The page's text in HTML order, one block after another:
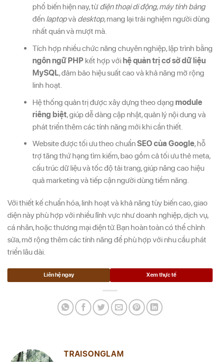
phổ biến hiện nay, từ điện thoại di động,máy tính bảng
đến laptopvà desktop, mang lại trải nghiệm người dùng
nhất quán và mượt mà.
Tích hợp nhiều chức năng chuyên nghiệp, lập trình bằng
ngôn ngữ PHPkết hợp vớihệ quản trị cơ sở dữ liệu
MySQL, đảm bảo hiệu suất cao và khả năng mở rộng
linh hoạt.
Hệ thống quản trị được xây dựng theo dạng module
riêng biệt, giúp dễ dàng cập nhật, quản lý nội dung và
phát triển thêm các tính năng mới khi cần thiết.
Website được tối ưu theo chuẩnSEO của Google, hỗ
trợ tăng thứ hạng tìm kiếm, bao gồm cả tối ưu thẻ meta,
cấu trúc dữ liệu và tốc độ tải trang, giúp nâng cao hiệu
quả marketing và tiếp cận người dùng tiềm năng.
Với thiết kế chuẩn hóa, linh hoạt và khả năng tùy biến cao, giao
diện này phù hợp với nhiều lĩnh vực như doanh nghiệp, dịch vụ,
cá nhân, hoặc thương mại điện tử. Bạn hoàn toàn có thể chỉnh
sửa, mở rộng thêm các tính năng để phù hợp với nhu cầu phát
triển lâu dài.
Liên hệ ngay Xem thực tế
TRAISONGLAM